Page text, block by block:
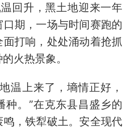
回升，黑土地迎来一年
期，一场与时间赛跑的
打响，处处涌动着抢抓
火热景象。
温上来了，墒情正好，
种。”在克东县昌盛乡的
鸣，铁犁破土。安全现代